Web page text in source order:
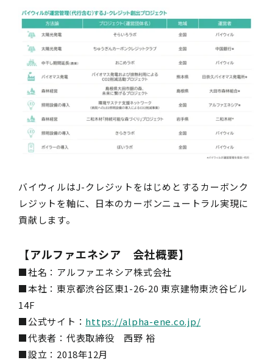
バイウィルはJ-クレジットをはじめとするカーボンク
レジットを軸に、日本のカーボンニュートラル実現に
貢献します。
【アルファエネシア 会社概要】
■社名：アルファエネシア株式会社
■本社：東京都渋谷区東1-26-20 東京建物東渋谷ビル
14F
■公式サイト： https://alpha-ene.co.jp/
■代表者：代表取締役 西野 裕
■設立：2018年12月